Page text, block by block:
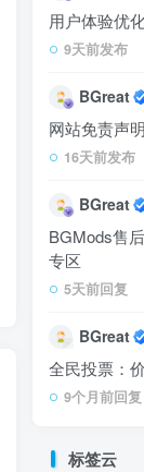
用户体验优
9天前发布
BGreat
网站免责声明
16天前发布
BGreat
BGMods售
专区
5天前回复
BGreat
全民投票：
9个月前回复
标签云